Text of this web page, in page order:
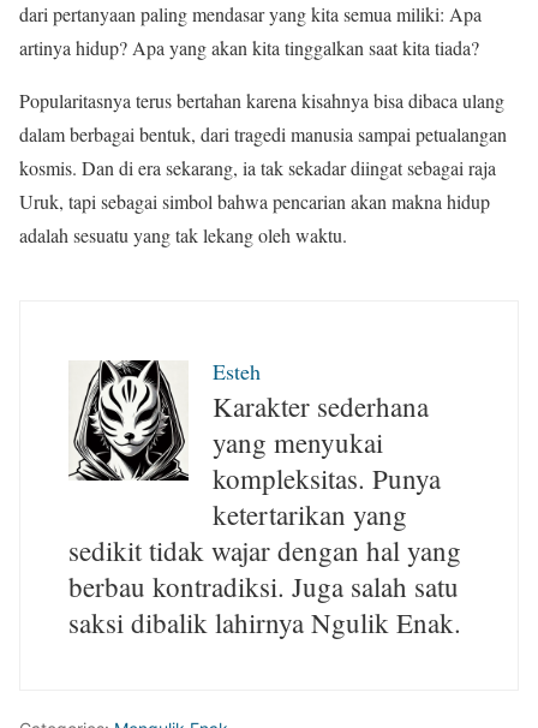
dari pertanyaan paling mendasar yang kita semua miliki: Apa
artinya hidup? Apa yang akan kita tinggalkan saat kita tiada?
Popularitasnya terus bertahan karena kisahnya bisa dibaca ulang
dalam berbagai bentuk, dari tragedi manusia sampai petualangan
kosmis. Dan di era sekarang, ia tak sekadar diingat sebagai raja
Uruk, tapi sebagai simbol bahwa pencarian akan makna hidup
adalah sesuatu yang tak lekang oleh waktu.
Esteh
Karakter sederhana
yang menyukai
kompleksitas. Punya
ketertarikan yang
sedikit tidak wajar dengan hal yang
berbau kontradiksi. Juga salah satu
saksi dibalik lahirnya Ngulik Enak.